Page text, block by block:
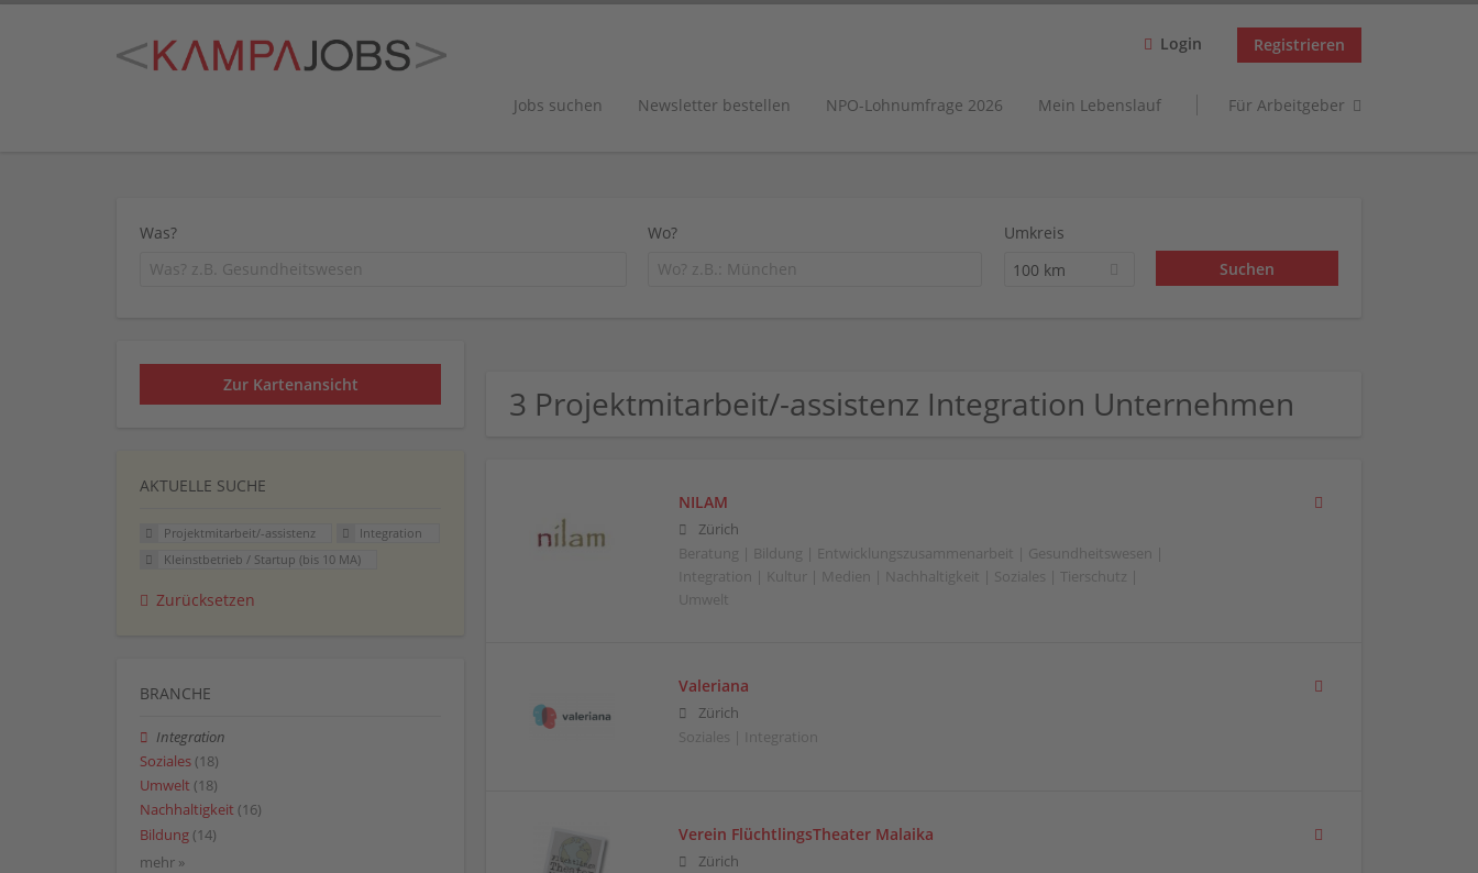
Login Registrieren
Jobs suchen Newsletter bestellen NPO-Lohnumfrage 2026 Mein Lebenslauf Für Arbeitgeber
Was? Wo?
Umkreis
100 km
3 Projektmitarbeit/-assistenz Integration Unternehmen
NILAM
Zürich
Beratung | Bildung | Entwicklungszusammenarbeit | Gesundheitswesen |
Integration | Kultur | Medien | Nachhaltigkeit | Soziales | Tierschutz |
Umwelt
Valeriana
Zürich
Soziales | Integration
Verein FlüchtlingsTheater Malaika
Zürich
Zur Kartenansicht
AKTUELLE SUCHE
Projektmitarbeit/-assistenz
Integration
Kleinstbetrieb / Startup (bis 10 MA)
Zurücksetzen
BRANCHE
Integration
Soziales (18)
Umwelt (18)
Nachhaltigkeit (16)
Bildung (14)
mehr »